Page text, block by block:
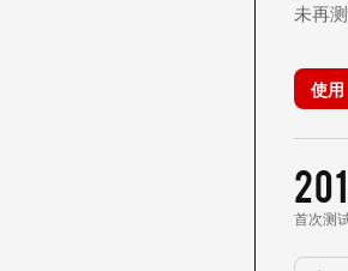
未再
使
首次测